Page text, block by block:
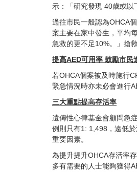
示：「研究發現 40歲或以
過往市民一般認為OHCA
案主要在家中發生，平均
急救的更不足10%。」搶
提高AED可用率 鼓勵市民
若OHCA個案被及時施行
緊急情況時亦未必會進行
三大重點提高存活率
遺傳性心律基金會顧問急
例則只有1: 1,498，遠低
重要因素。
為提升提升OHCA存活率
多有需要的人士能夠獲得